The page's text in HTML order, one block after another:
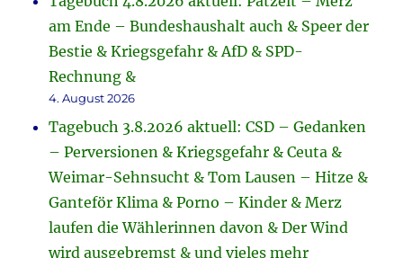
am Ende – Bundeshaushalt auch & Speer der
Bestie & Kriegsgefahr & AfD & SPD-
Rechnung &
4. August 2026
Tagebuch 3.8.2026 aktuell: CSD – Gedanken
– Perversionen & Kriegsgefahr & Ceuta &
Weimar-Sehnsucht & Tom Lausen – Hitze &
Ganteför Klima & Porno – Kinder & Merz
laufen die Wählerinnen davon & Der Wind
wird ausgebremst & und vieles mehr